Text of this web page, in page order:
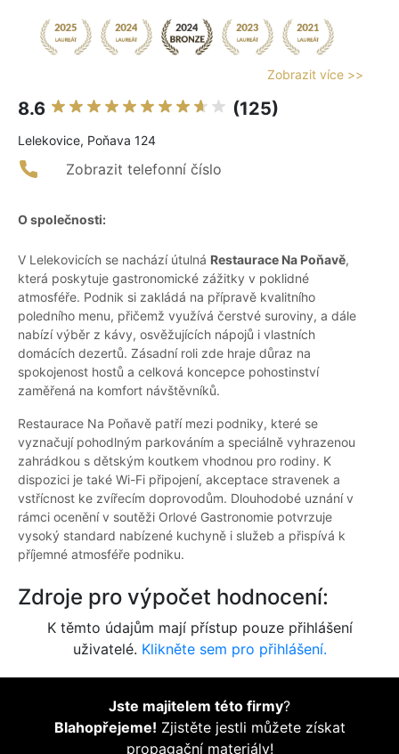
Zobrazit více >>
8.6 (125)
Lelekovice, Poňava 124
Zobrazit telefonní číslo
O společnosti:
V Lelekovicích se nachází útulná Restaurace Na Poňavě,
která poskytuje gastronomické zážitky v poklidné
atmosféře. Podnik si zakládá na přípravě kvalitního
poledního menu, přičemž využívá čerstvé suroviny, a dále
nabízí výběr z kávy, osvěžujících nápojů i vlastních
domácích dezertů. Zásadní roli zde hraje důraz na
spokojenost hostů a celková koncepce pohostinství
zaměřená na komfort návštěvníků.
Restaurace Na Poňavě patří mezi podniky, které se
vyznačují pohodlným parkováním a speciálně vyhrazenou
zahrádkou s dětským koutkem vhodnou pro rodiny. K
dispozici je také Wi-Fi připojení, akceptace stravenek a
vstřícnost ke zvířecím doprovodům. Dlouhodobé uznání v
rámci ocenění v soutěži Orlové Gastronomie potvrzuje
vysoký standard nabízené kuchyně i služeb a přispívá k
příjemné atmosféře podniku.
Zdroje pro výpočet hodnocení:
K těmto údajům mají přístup pouze přihlášení
uživatelé. Klikněte sem pro přihlášení.
Jste majitelem této firmy?
Blahopřejeme! Zjistěte jestli můžete získat
propagační materiály!